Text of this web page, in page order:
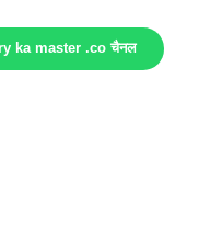
ka master .co चैनल